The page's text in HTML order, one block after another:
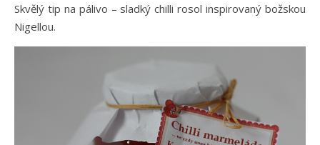
Skvělý tip na pálivo – sladký chilli rosol inspirovaný božskou
Nigellou.